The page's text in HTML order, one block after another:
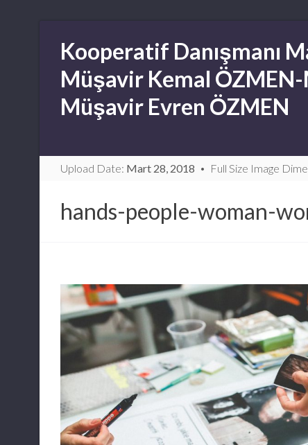
contentKooperatif Danışmanı
Müşavir Kemal
Müşavir Evren ÖZMEN
Upload Date: Mart 28, 2018 Full Size Image
hands-people-woman-